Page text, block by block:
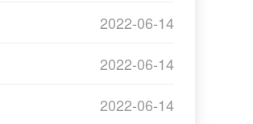
2022-06-14
2022-06-14
2022-06-14